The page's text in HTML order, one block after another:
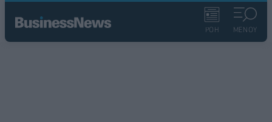
ΡΟΗ ΜΕΝΟΥ